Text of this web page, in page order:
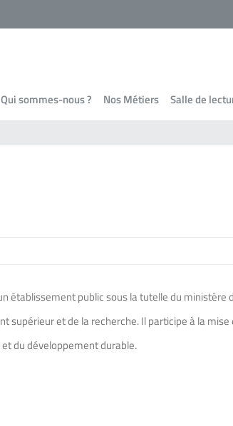
Qui sommes-nous ? Nos Métiers Salle de
établissement public sous la tutelle du ministère
supérieur et de la recherche. Il participe à la
du développement durable.